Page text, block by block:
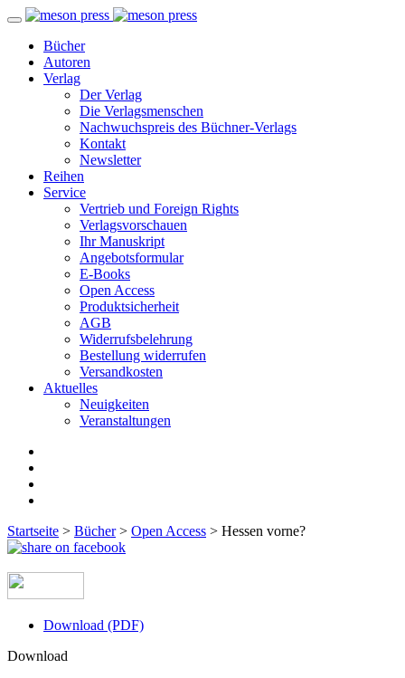
Bücher
Autoren
Verlag
Der Verlag
Die Verlagsmenschen
Nachwuchspreis des Büchner-Verlags
Kontakt
Newsletter
Reihen
Service
Vertrieb und Foreign Rights
Verlagsvorschauen
Ihr Manuskript
Angebotsformular
E-Books
Open Access
Produktsicherheit
AGB
Widerrufsbelehrung
Bestellung widerrufen
Versandkosten
Aktuelles
Neuigkeiten
Veranstaltungen
Startseite > Bücher> Open Access > Hessen vorne?
Download (PDF)
Download